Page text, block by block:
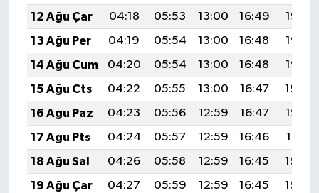
12 Ağu Çar
04:18 05:53 13:00 16:49
19:58
13 Ağu Per
04:19 05:54 13:00 16:48
19:57
14 Ağu Cum
04:20 05:54 13:00 16:48
19:55
15 Ağu Cts
04:22 05:55 13:00 16:47
19:54
16 Ağu Paz
04:23 05:56 12:59 16:47
19:53
17 Ağu Pts
04:24 05:57 12:59 16:46
19:51
18 Ağu Sal
04:26 05:58 12:59 16:45
19:50
19 Ağu Çar
04:27 05:59 12:59 16:45
19:49